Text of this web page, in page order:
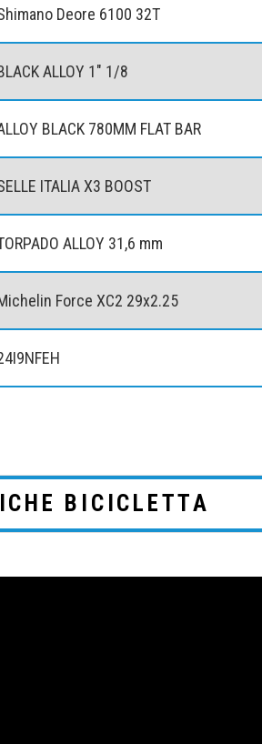
Deore 6100 32T
ALLOY 1" 1/8
BLACK 780MM FLAT BAR
ITALIA X3 BOOST
ALLOY 31,6 mm
Force XC2 29x2.25
BICICLETTA